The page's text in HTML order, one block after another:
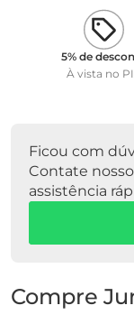
5% de
À vista no
Ficou com
Contate
assistência
Compre